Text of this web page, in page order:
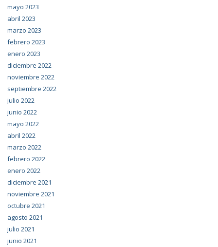
mayo 2023
abril 2023
marzo 2023
febrero 2023
enero 2023
diciembre 2022
noviembre 2022
septiembre 2022
julio 2022
junio 2022
mayo 2022
abril 2022
marzo 2022
febrero 2022
enero 2022
diciembre 2021
noviembre 2021
octubre 2021
agosto 2021
julio 2021
junio 2021